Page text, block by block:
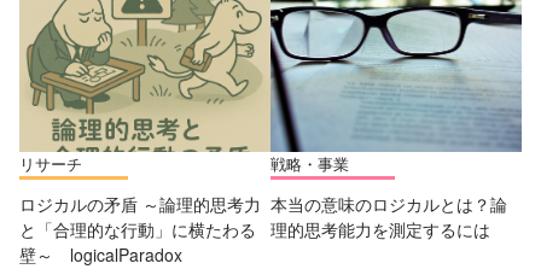
リサーチ
ロジカルの矛盾 ～論理的思考力
と「合理的な行動」に横たわる
壁～ logicalParadox
戦略・事業
本当の意味のロジカルとは？論
理的思考能力を測定するには